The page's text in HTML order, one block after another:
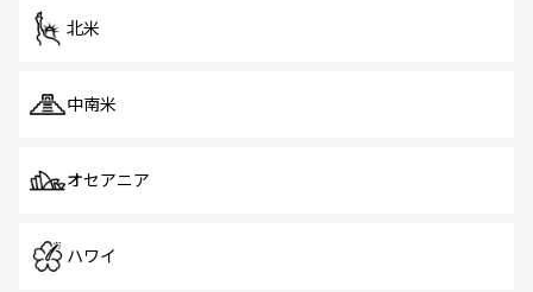
北米
中南米
オセアニア
ハワイ